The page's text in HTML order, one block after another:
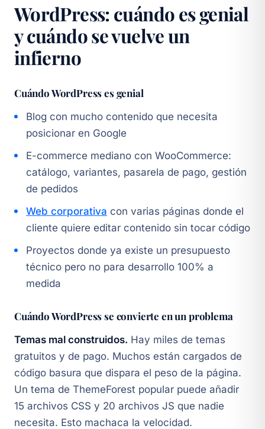
WordPress: cuándo es genial
y cuándo se vuelve un
infierno
Cuándo WordPress es genial
Blog con mucho contenido que necesita
posicionar en Google
E-commerce mediano con WooCommerce:
catálogo, variantes, pasarela de pago, gestión
de pedidos
Web corporativa con varias páginas donde el
cliente quiere editar contenido sin tocar código
Proyectos donde ya existe un presupuesto
técnico pero no para desarrollo 100% a
medida
Cuándo WordPress se convierte en un problema
Temas mal construidos. Hay miles de temas
gratuitos y de pago. Muchos están cargados de
código basura que dispara el peso de la página.
Un tema de ThemeForest popular puede añadir
15 archivos CSS y 20 archivos JS que nadie
necesita. Esto machaca la velocidad.